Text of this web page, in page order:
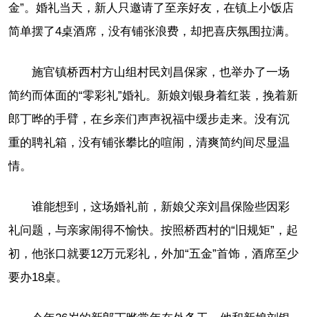
金”。婚礼当天，新人只邀请了至亲好友，在镇上小饭店
简单摆了4桌酒席，没有铺张浪费，却把喜庆氛围拉满。
施官镇桥西村方山组村民刘昌保家，也举办了一场
简约而体面的“零彩礼”婚礼。新娘刘银身着红装，挽着新
郎丁晔的手臂，在乡亲们声声祝福中缓步走来。没有沉
重的聘礼箱，没有铺张攀比的喧闹，清爽简约间尽显温
情。
谁能想到，这场婚礼前，新娘父亲刘昌保险些因彩
礼问题，与亲家闹得不愉快。按照桥西村的“旧规矩”，起
初，他张口就要12万元彩礼，外加“五金”首饰，酒席至少
要办18桌。